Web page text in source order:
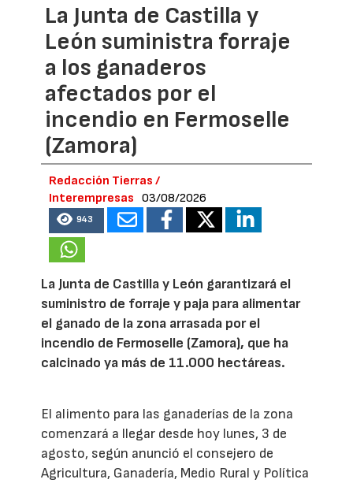
La Junta de Castilla y
León suministra forraje
a los ganaderos
afectados por el
incendio en Fermoselle
(Zamora)
Redacción Tierras /
Interempresas
03/08/2026
943
La Junta de Castilla y León garantizará el
suministro de forraje y paja para alimentar
el ganado de la zona arrasada por el
incendio de Fermoselle (Zamora), que ha
calcinado ya más de 11.000 hectáreas.
El alimento para las ganaderías de la zona
comenzará a llegar desde hoy lunes, 3 de
agosto, según anunció el consejero de
Agricultura, Ganadería, Medio Rural y Política